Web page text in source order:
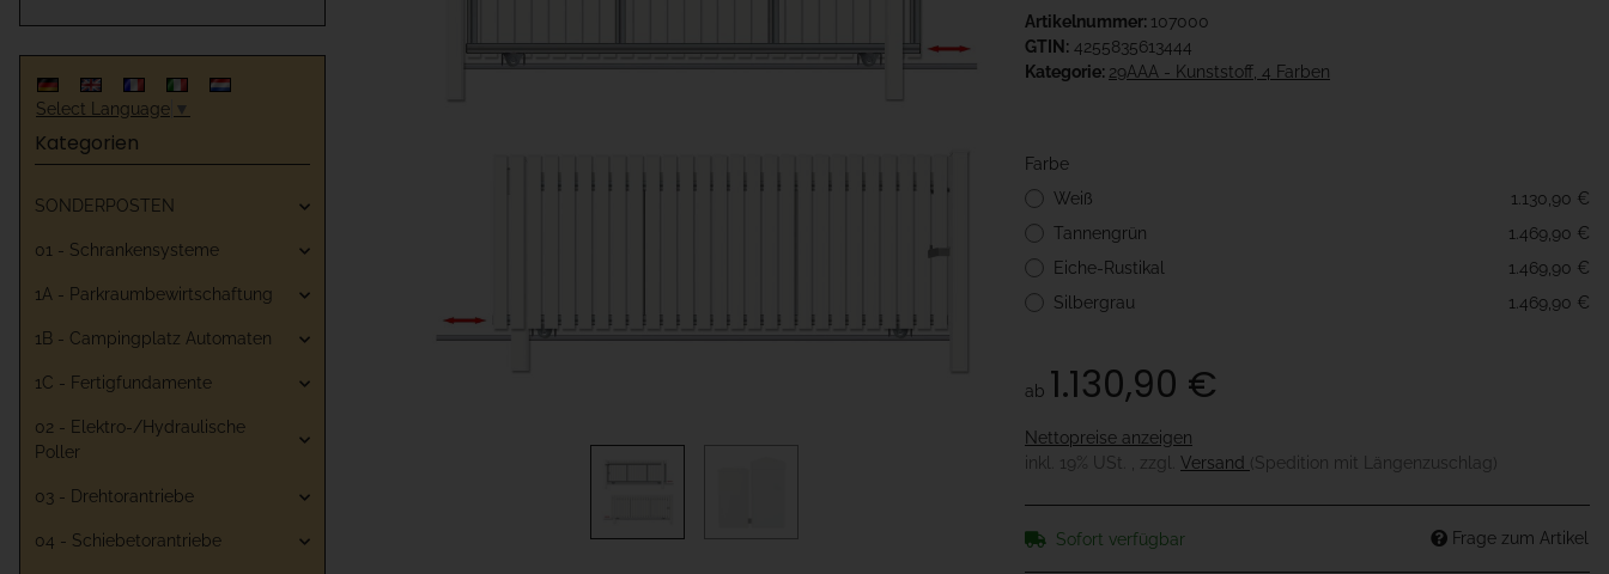
Artikelnummer: 107000
GTIN: 4255835613444
Kategorie: 29AAA - Kunststoff, 4 Farben
Farbe
Weiß
1.130,90 €
Tannengrün
1.469,90 €
Eiche-Rustikal
1.469,90 €
Silbergrau
1.469,90 €
ab 1.130,90 €
Nettopreise anzeigen
inkl. 19% USt. , zzgl. Versand (Spedition mit Längenzuschlag)
Sofort verfügbar Frage zum Artikel
Select Language ▼
Kategorien
SONDERPOSTEN
01 - Schrankensysteme
1A - Parkraumbewirtschaftung
1B - Campingplatz Automaten
1C - Fertigfundamente
02 - Elektro-/Hydraulische
Poller
03 - Drehtorantriebe
04 - Schiebetorantriebe